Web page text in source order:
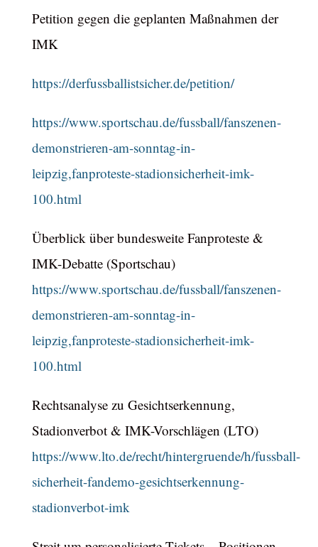
Petition gegen die geplanten Maßnahmen der
IMK
https://derfussballistsicher.de/petition/
https://www.sportschau.de/fussball/fanszenen-
demonstrieren-am-sonntag-in-
leipzig,fanproteste-stadionsicherheit-imk-
100.html
Überblick über bundesweite Fanproteste &
IMK-Debatte (Sportschau)
https://www.sportschau.de/fussball/fanszenen-
demonstrieren-am-sonntag-in-
leipzig,fanproteste-stadionsicherheit-imk-
100.html
Rechtsanalyse zu Gesichtserkennung,
Stadionverbot & IMK-Vorschlägen (LTO)
https://www.lto.de/recht/hintergruende/h/fussball-
sicherheit-fandemo-gesichtserkennung-
stadionverbot-imk